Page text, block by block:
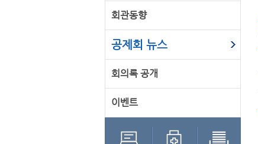
회관동향
공제회 뉴스
회의록 공개
이벤트